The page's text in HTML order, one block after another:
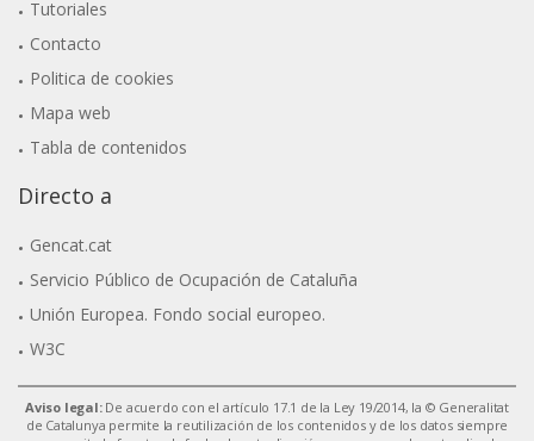
Tutoriales
Contacto
Politica de cookies
Mapa web
Tabla de contenidos
Directo a
Gencat.cat
Servicio Público de Ocupación de Cataluña
Unión Europea. Fondo social europeo.
W3C
Aviso legal:De acuerdo con el artículo 17.1 de la Ley 19/2014, la © Generalitat
de Catalunya permite la reutilización de los contenidos y de los datos siempre